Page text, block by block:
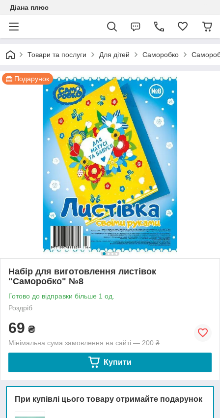
Діана плюс
Товари та послуги Для дітей Саморобко
Подарунок
Набір для виготовлення листівок
"Саморобко" №8
Готово до відправки більше 1 од.
Роздріб
69 ₴
Мінімальна сума замовлення на сайті — 200 ₴
Купити
При купівлі цього товару отримайте подарунок